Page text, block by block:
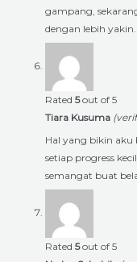
gampang,
dengan lebih yakin.
Rated 5out of 5
Tiara Kusuma
Hal yang bikin aku
setiap progress
semangat buat
Rated 5out of 5